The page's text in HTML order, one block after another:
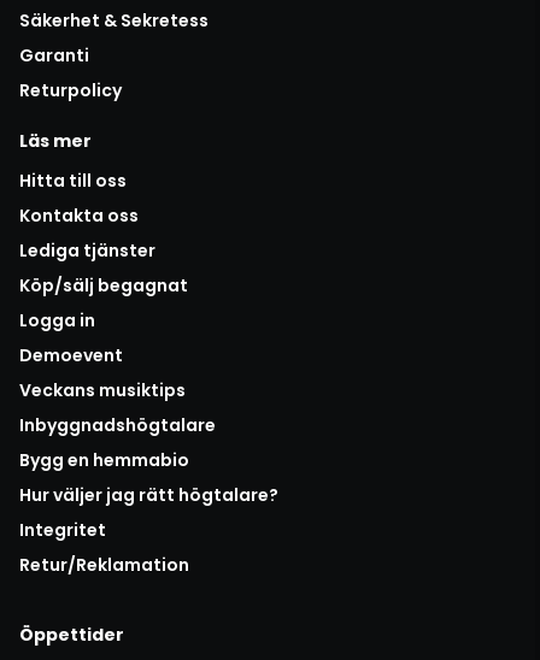
Säkerhet & Sekretess
Garanti
Returpolicy
Läs mer
Hitta till oss
Kontakta oss
Lediga tjänster
Köp/sälj begagnat
Logga in
Demoevent
Veckans musiktips
Inbyggnadshögtalare
Bygg en hemmabio
Hur väljer jag rätt högtalare?
Integritet
Retur/Reklamation
Öppettider